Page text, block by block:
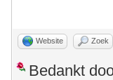
Website Zoek
Bedankt